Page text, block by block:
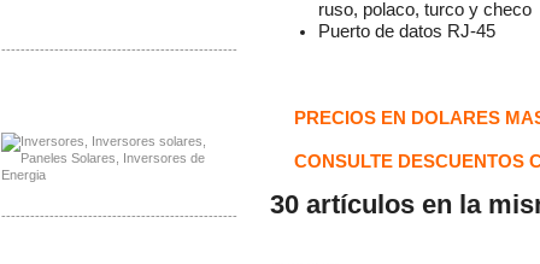
-------------------------------------------------
-------------------------------------------------
ruso, polaco, turco y checo
Puerto de datos RJ-45
PRECIOS EN DOLARES
CONSULTE DESCUENTOS
30 artículos en la